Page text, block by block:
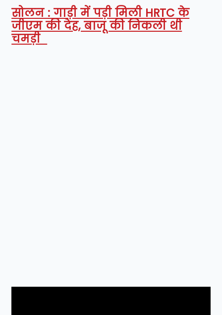
सोलन : गाड़ी में पड़ी मिली HRTC के
जीएम की देह, बाजू की निकली थी
चमड़ी